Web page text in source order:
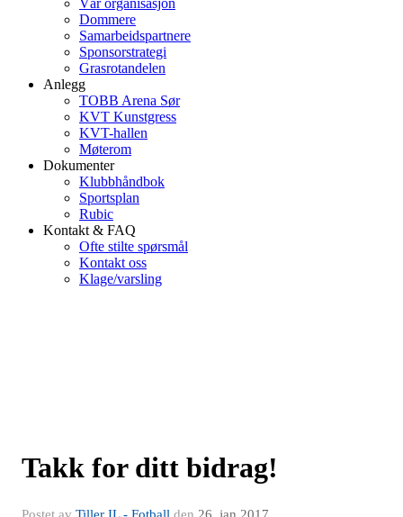
Vår organisasjon
Dommere
Samarbeidspartnere
Sponsorstrategi
Grasrotandelen
Anlegg
TOBB Arena Sør
KVT Kunstgress
KVT-hallen
Møterom
Dokumenter
Klubbhåndbok
Sportsplan
Rubic
Kontakt & FAQ
Ofte stilte spørsmål
Kontakt oss
Klage/varsling
Takk for ditt bidrag!